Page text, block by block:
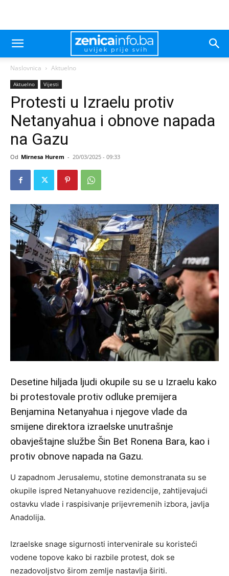
Naslovnica Aktuelno
Aktuelno Vijesti
Protesti u Izraelu protiv
Netanyahua i obnove napada
na Gazu
Od Mirnesa Hurem - 20/03/2025 - 09:33
Desetine hiljada ljudi okupile su se u Izraelu kako
bi protestovale protiv odluke premijera
Benjamina Netanyahua i njegove vlade da
smijene direktora izraelske unutrašnje
obavještajne službe Šin Bet Ronena Bara, kao i
protiv obnove napada na Gazu.
U zapadnom Jerusalemu, stotine demonstranata su se
okupile ispred Netanyahuove rezidencije, zahtijevajući
ostavku vlade i raspisivanje prijevremenih izbora, javlja
Anadolija.
Izraelske snage sigurnosti intervenirale su koristeći
vodene topove kako bi razbile protest, dok se
nezadovoljstvo širom zemlje nastavlja širiti.